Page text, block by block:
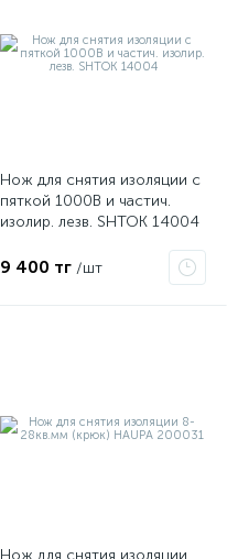
Нож для снятия изоляции с
пяткой 1000В и частич.
изолир. лезв. SHTOK 14004
9 400 тг /шт
Нож для снятия изоляции